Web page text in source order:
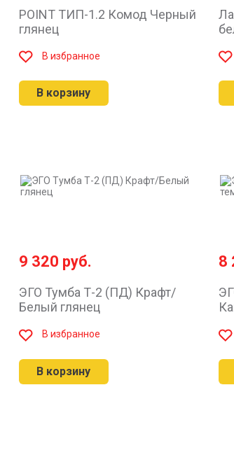
POINT ТИП-1.2 Комод Черный
глянец
В избранное
В корзину
9 320 руб.
ЭГО Тумба Т-2 (ПД) Крафт/
Белый глянец
В избранное
В корзину
8